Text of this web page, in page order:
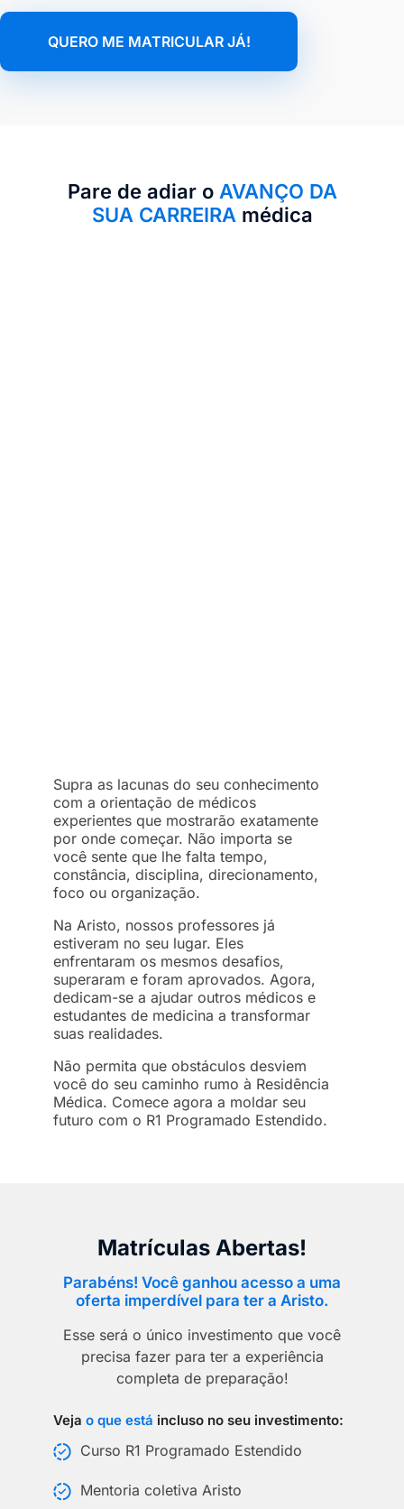
QUERO ME MATRICULAR JÁ!
Pare de adiar o AVANÇO DA
SUA CARREIRA médica
Supra as lacunas do seu conhecimento
com a orientação de médicos
experientes que mostrarão exatamente
por onde começar. Não importa se
você sente que lhe falta tempo,
constância, disciplina, direcionamento,
foco ou organização.
Na Aristo, nossos professores já
estiveram no seu lugar. Eles
enfrentaram os mesmos desafios,
superaram e foram aprovados. Agora,
dedicam-se a ajudar outros médicos e
estudantes de medicina a transformar
suas realidades.
Não permita que obstáculos desviem
você do seu caminho rumo à Residência
Médica. Comece agora a moldar seu
futuro com o R1 Programado Estendido.
Matrículas Abertas!
Parabéns! Você ganhou acesso a uma
oferta imperdível para ter a Aristo.
Esse será o único investimento que você
precisa fazer para ter a experiência
completa de preparação!
Veja o que está incluso no seu investimento:
Curso R1 Programado Estendido
Mentoria coletiva Aristo